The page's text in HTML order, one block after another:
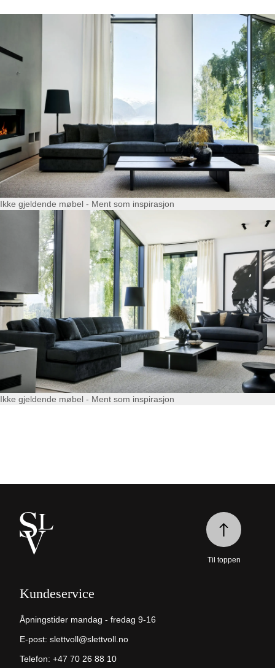
Ikke gjeldende møbel - Ment som inspirasjon
Ikke gjeldende møbel - Ment som inspirasjon
Kundeservice
Åpningstider mandag - fredag 9-16
E-post: slettvoll@slettvoll.no
Telefon: +47 70 26 88 10
Til toppen